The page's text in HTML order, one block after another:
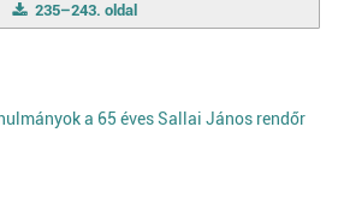
235–243. oldal
a 65 éves Sallai János rendőr